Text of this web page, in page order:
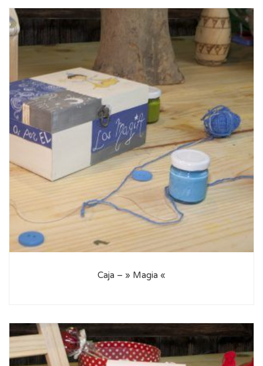
Caja – » Magia «